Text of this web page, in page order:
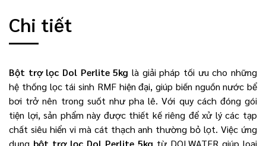
Chi tiết
Bột trợ lọc Dol Perlite 5kg là giải pháp tối ưu cho những
hệ thống lọc tái sinh RMF hiện đại, giúp biến nguồn nước bể
bơi trở nên trong suốt như pha lê. Với quy cách đóng gói
tiện lợi, sản phẩm này được thiết kế riêng để xử lý các tạp
chất siêu hiển vi mà cát thạch anh thường bỏ lọt. Việc ứng
dụng bột trợ lọc Dol Perlite 5kg từ DOLWATER giúp loại